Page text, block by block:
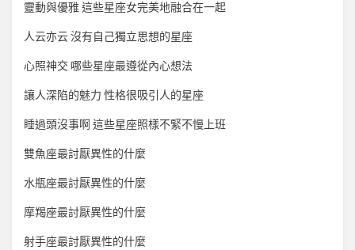
靈動與優雅 這些星座女完美地融合在一起
人云亦云 沒有自己獨立思想的星座
心照神交 哪些星座最遵從內心想法
讓人深陷的魅力 性格很吸引人的星座
睡過頭沒事啊 這些星座照樣不緊不慢上班
雙魚座最討厭異性的什麼
水瓶座最討厭異性的什麼
摩羯座最討厭異性的什麼
射手座最討厭異性的什麼